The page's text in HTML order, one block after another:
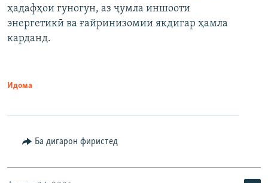
ҳадафҳои гуногун, аз ҷумла иншооти
энергетикӣ ва ғайринизомии якдигар ҳамла
карданд.
Идома
Ба дигарон фиристед